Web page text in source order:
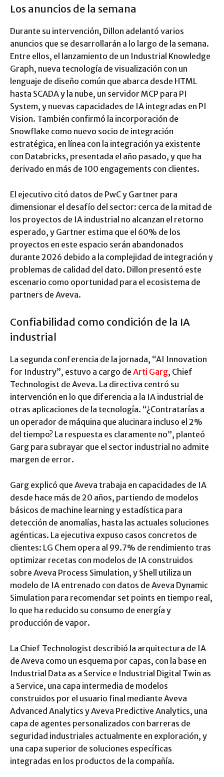
Los anuncios de la semana
Durante su intervención, Dillon adelantó varios
anuncios que se desarrollarán a lo largo de la semana.
Entre ellos, el lanzamiento de un Industrial Knowledge
Graph, nueva tecnología de visualización con un
lenguaje de diseño común que abarca desde HTML
hasta SCADA y la nube, un servidor MCP para PI
System, y nuevas capacidades de IA integradas en PI
Vision. También confirmó la incorporación de
Snowflake como nuevo socio de integración
estratégica, en línea con la integración ya existente
con Databricks, presentada el año pasado, y que ha
derivado en más de 100 engagements con clientes.
El ejecutivo citó datos de PwC y Gartner para
dimensionar el desafío del sector: cerca de la mitad de
los proyectos de IA industrial no alcanzan el retorno
esperado, y Gartner estima que el 60% de los
proyectos en este espacio serán abandonados
durante 2026 debido a la complejidad de integración y
problemas de calidad del dato. Dillon presentó este
escenario como oportunidad para el ecosistema de
partners de Aveva.
Confiabilidad como condición de la IA
industrial
La segunda conferencia de la jornada, “AI Innovation
for Industry”, estuvo a cargo de Arti Garg, Chief
Technologist de Aveva. La directiva centró su
intervención en lo que diferencia a la IA industrial de
otras aplicaciones de la tecnología. “¿Contratarías a
un operador de máquina que alucinara incluso el 2%
del tiempo? La respuesta es claramente no”, planteó
Garg para subrayar que el sector industrial no admite
margen de error.
Garg explicó que Aveva trabaja en capacidades de IA
desde hace más de 20 años, partiendo de modelos
básicos de machine learning y estadística para
detección de anomalías, hasta las actuales soluciones
agénticas. La ejecutiva expuso casos concretos de
clientes: LG Chem opera al 99.7% de rendimiento tras
optimizar recetas con modelos de IA construidos
sobre Aveva Process Simulation, y Shell utiliza un
modelo de IA entrenado con datos de Aveva Dynamic
Simulation para recomendar set points en tiempo real,
lo que ha reducido su consumo de energía y
producción de vapor.
La Chief Technologist describió la arquitectura de IA
de Aveva como un esquema por capas, con la base en
Industrial Data as a Service e Industrial Digital Twin as
a Service, una capa intermedia de modelos
construidos por el usuario final mediante Aveva
Advanced Analytics y Aveva Predictive Analytics, una
capa de agentes personalizados con barreras de
seguridad industriales actualmente en exploración, y
una capa superior de soluciones específicas
integradas en los productos de la compañía.